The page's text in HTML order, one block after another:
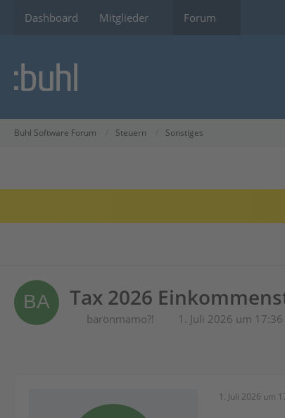
Dashboard Mitglieder Forum
Buhl Software Forum Steuern Sonstiges
Tax 2026
baronmamo?! 1. Juli 2026 um 17:36
1. Juli 2026 um